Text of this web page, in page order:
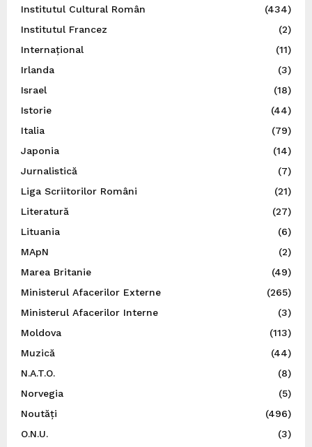
Institutul Cultural Român
(434)
Institutul Francez
(2)
Internațional
(11)
Irlanda
(3)
Israel
(18)
Istorie
(44)
Italia
(79)
Japonia
(14)
Jurnalistică
(7)
Liga Scriitorilor Români
(21)
Literatură
(27)
Lituania
(6)
MApN
(2)
Marea Britanie
(49)
Ministerul Afacerilor Externe
(265)
Ministerul Afacerilor Interne
(3)
Moldova
(113)
Muzică
(44)
N.A.T.O.
(8)
Norvegia
(5)
Noutăți
(496)
O.N.U.
(3)